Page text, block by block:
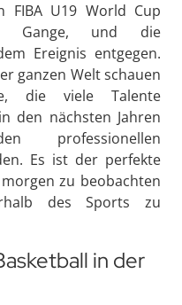
FIBA U19 World Cup
Gange, und die
Ereignis entgegen.
ganzen Welt schauen
die viele Talente
den nächsten Jahren
professionellen
Es ist der perfekte
zu beobachten
des Sports zu
in der